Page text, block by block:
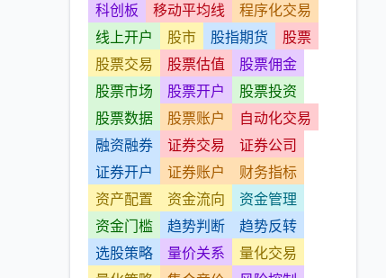
科创板
移动平均线
程序化交易
线上开户
股市 股指期货
股票
股票交易
股票估值
股票佣金
股票市场
股票开户
股票投资
股票数据
股票账户
自动化交易
融资融券
证券交易
证券公司
证券开户
证券账户
财务指标
资产配置
资金流向
资金管理
资金门槛
趋势判断
趋势反转
选股策略
量价关系
量化交易